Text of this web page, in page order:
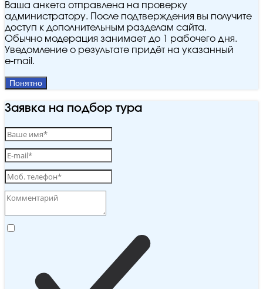
Ваша анкета отправлена на проверку
администратору. После подтверждения вы получите
доступ к дополнительным разделам сайта.
Обычно модерация занимает до 1 рабочего дня.
Уведомление о результате придёт на указанный
e‑mail.
Понятно
Заявка на подбор тура